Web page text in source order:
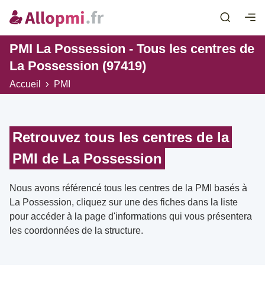
PMI La Possession - Tous les centres de
La Possession (97419)
Accueil PMI
Retrouvez tous les centres de la
PMI de La Possession
Nous avons référencé tous les centres de la PMI basés à
La Possession, cliquez sur une des fiches dans la liste
pour accéder à la page d'informations qui vous présentera
les coordonnées de la structure.